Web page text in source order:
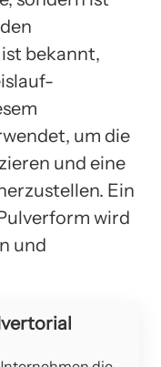
bekannt,
um die
und eine
Ein
wird
und